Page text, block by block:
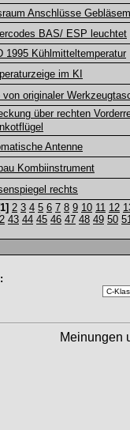
Anschlüsse
BAS/ ESP leuchtet
1995 Kühlmitteltemperatur
im KI
von originaler
über rechten
Antenne
Kombiinstrument
rechts
2 3 4 5 6 7 8 9 10 11 12
43 44 45 46 47 48 49 50
Meinungen